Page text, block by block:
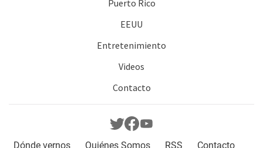
Puerto Rico
EEUU
Entretenimiento
Videos
Contacto
Dónde vernos Quiénes Somos RSS Contacto